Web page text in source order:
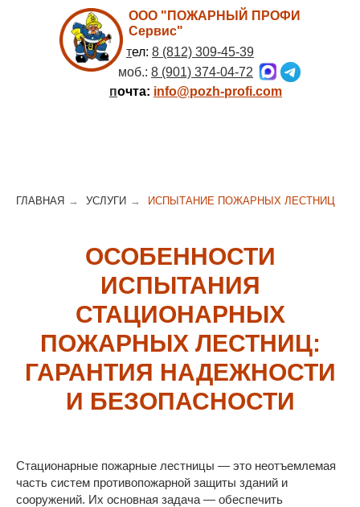
ООО "ПОЖАРНЫЙ ПРОФИ
Сервис"
почта: info@pozh-profi.com
тел: 8 (812) 309-45-39
моб.: 8 (901) 374-04-72
ГЛАВНАЯ → УСЛУГИ → ИСПЫТАНИЕ ПОЖАРНЫХ ЛЕСТНИЦ
ОСОБЕННОСТИ
ИСПЫТАНИЯ
СТАЦИОНАРНЫХ
ПОЖАРНЫХ ЛЕСТНИЦ:
ГАРАНТИЯ НАДЕЖНОСТИ
И БЕЗОПАСНОСТИ
Стационарные пожарные лестницы — это неотъемлемая
часть систем противопожарной защиты зданий и
сооружений. Их основная задача — обеспечить